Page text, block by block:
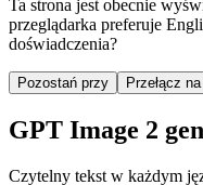
Ta strona jest obecnie
przeglądarka preferuje
doświadczenia?
Pozostań przy Przełącz
GPT Image 2
Czytelny tekst w każdym